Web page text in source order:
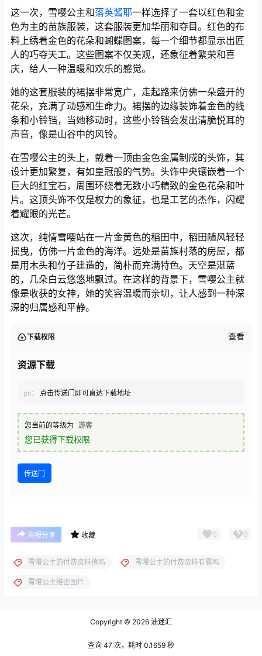
这一次，雪嘤公主和落英酱耶一样选择了一套以红色和金
色为主的苗族服装，这套服装更加华丽和夺目。红色的布
料上绣着金色的花朵和蝴蝶图案，每一个细节都显示出匠
人的巧夺天工。这些图案不仅美观，还象征着繁荣和喜
庆，给人一种温暖和欢乐的感觉。
她的这套服装的裙摆非常宽广，走起路来仿佛一朵盛开的
花朵，充满了动感和生命力。裙摆的边缘装饰着金色的线
条和小铃铛，当她移动时，这些小铃铛会发出清脆悦耳的
声音，像是山谷中的风铃。
在雪嘤公主的头上，戴着一顶由金色金属制成的头饰，其
设计更加繁复，有如皇冠般的气势。头饰中央镶嵌着一个
巨大的红宝石，周围环绕着无数小巧精致的金色花朵和叶
片。这顶头饰不仅是权力的象征，也是工艺的杰作，闪耀
着耀眼的光芒。
这次，纯情雪嘤站在一片金黄色的稻田中，稻田随风轻轻
摇曳，仿佛一片金色的海洋。远处是苗族村落的房屋，都
是用木头和竹子建造的，简朴而充满特色。天空是湛蓝
的，几朵白云悠悠地飘过。在这样的背景下，雪嘤公主就
像是收获的女神，她的笑容温暖而亲切，让人感到一种深
深的归属感和平静。
下载权限 查看
资源下载
ps： 点击传送门即可直达下载地址
您当前的等级为 游客
您已获得下载权限
传送门
海报分享 收藏 0 0
雪嘤公主的付费资料值吗 雪嘤公主的付费资料有露吗
雪嘤公主维密图片
Copyright © 2026 油迷汇
查询 47 次，耗时 0.1659 秒